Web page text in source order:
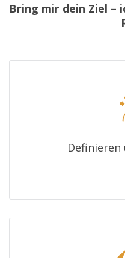
Bring mir dein Ziel –
Definieren